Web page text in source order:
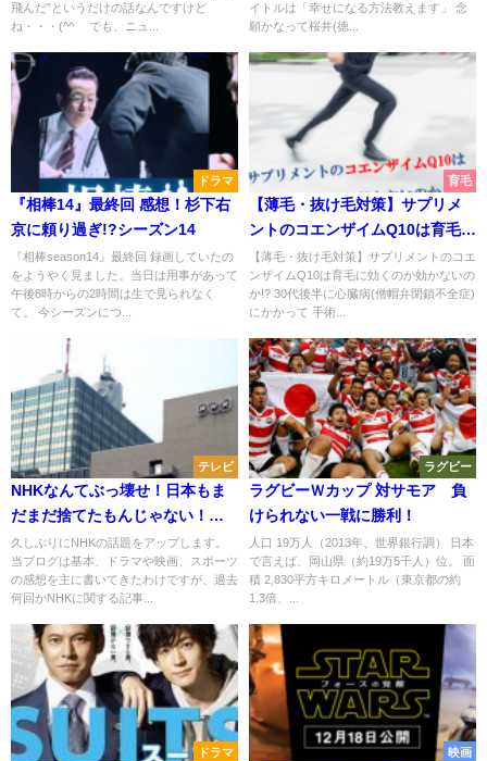
飛んだ”というだけの話なんですけど
ね・・・(^^ゞ でも、ニュ...
イトルは「幸せになる方法教えます」 念
願かなって桜井(徳...
ドラマ
『相棒14』最終回 感想！杉下右
京に頼り過ぎ!?シーズン14
『相棒season14』最終回 録画していたの
をようやく見ました。当日は用事があって
午後8時からの2時間は生で見られなく
て。 今シーズンにつ...
育毛
【薄毛・抜け毛対策】サプリメ
ントのコエンザイムQ10は育毛に
効くのか効かないのか!?
【薄毛・抜け毛対策】サプリメントのコエ
ンザイムQ10は育毛に効くのか効かないの
か!? 30代後半に心臓病(僧帽弁閉鎖不全症)
にかかって 手術...
テレビ
NHKなんてぶっ壊せ！日本もま
だまだ捨てたもんじゃない！
《加筆》NHK理事の嘘
久しぶりにNHKの話題をアップします。
当ブログは基本、ドラマや映画、スポーツ
の感想を主に書いてきたわけですが、過去
何回かNHKに関する記事...
ラグビー
ラグビーＷカップ 対サモア 負
けられない一戦に勝利！
人口 19万人（2013年、世界銀行調） 日本
で言えば、岡山県（約19万5千人）位。 面
積 2,830平方キロメートル（東京都の約
1.3倍、...
ドラマ 映画